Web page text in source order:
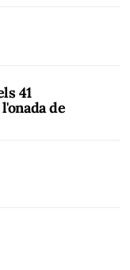
41
de